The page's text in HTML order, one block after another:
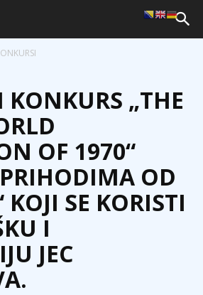
KONKURS „THE
OF 1970“
OD
KOJI SE KORISTI
I
JEC